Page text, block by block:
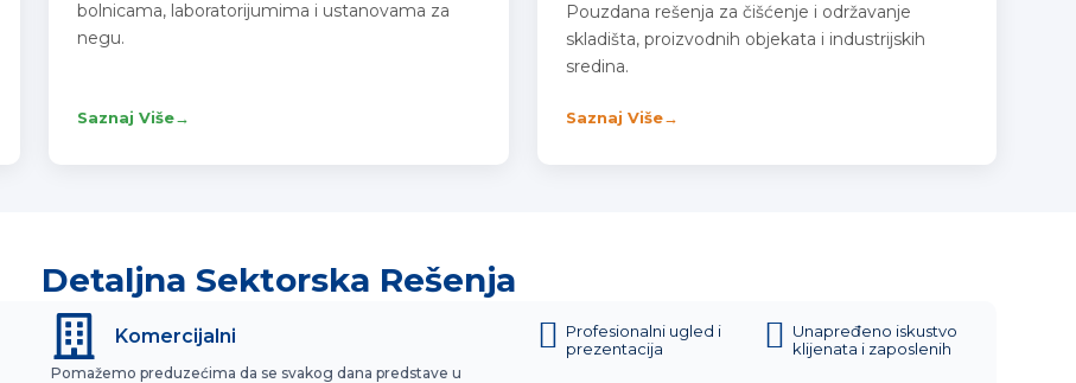
bolnicama, laboratorijumima i ustanovama za
negu.
Saznaj Više→
Pouzdana rešenja za čišćenje i održavanje
skladišta, proizvodnih objekata i industrijskih
sredina.
Saznaj Više→
Detaljna Sektorska Rešenja
Komercijalni
Pomažemo preduzećima da se svakog dana predstave u
Profesionalni ugled i
prezentacija
Unapređeno iskustvo
klijenata i zaposlenih